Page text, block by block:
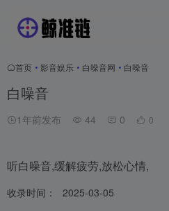
首页 • 影音娱乐 • 白噪音网 • 白噪音
白噪音
1年前发布 44 0 0
听白噪音,缓解疲劳,放松心情,
收录时间：
2025-03-05